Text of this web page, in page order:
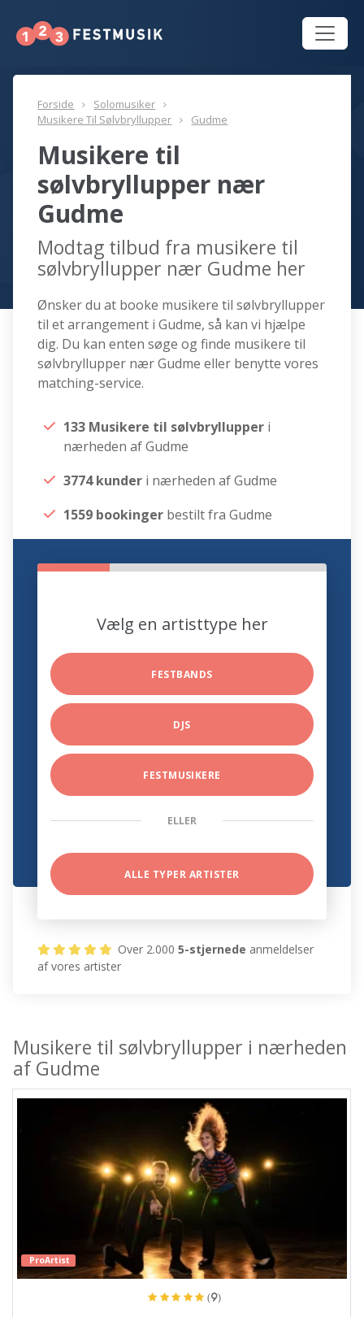
Forside
Solomusiker
Musikere Til Sølvbryllupper
Gudme
Musikere til
sølvbryllupper nær
Gudme
Modtag tilbud fra musikere til
sølvbryllupper nær Gudme her
Ønsker du at booke musikere til sølvbryllupper
til et arrangement i Gudme, så kan vi hjælpe
dig. Du kan enten søge og finde musikere til
sølvbryllupper nær Gudme eller benytte vores
matching-service.
133 Musikere til sølvbryllupper i
nærheden af Gudme
3774 kunder i nærheden af Gudme
1559 bookinger bestilt fra Gudme
Vælg en artisttype her
FESTBANDS
DJS
FESTMUSIKERE
ELLER
ALLE TYPER ARTISTER
Over 2.0005-stjernede anmeldelser
af vores artister
Musikere til sølvbryllupper i nærheden
af Gudme
ProArtist
(9)